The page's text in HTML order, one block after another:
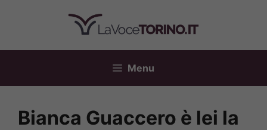
contenuto
Menu
Bianca Guaccero è lei la